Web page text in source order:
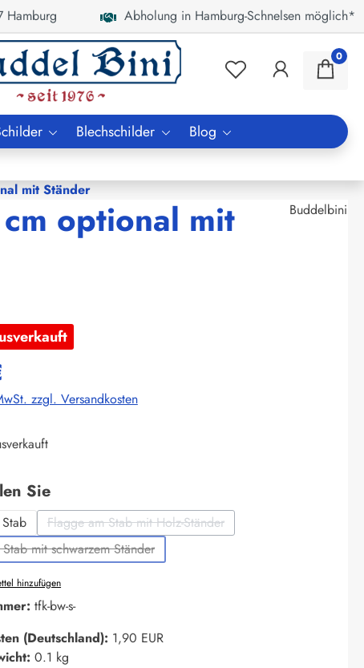
Hamburg Abholung in Hamburg-Schnelsen möglich*
0
Blechschilder Blog
mit Ständer
optional mit
Buddelbini
zzgl. Versandkosten
Sieauswählen
Flagge am Stab mit Holz-Ständer
(Diese Option ist zurzeit nicht verfügbar.)
mit schwarzem Ständer
(Diese Option ist zurzeit nicht verfügbar.)
hinzufügen
tfk-bw-s-
(Deutschland): 1,90 EUR
0.1 kg